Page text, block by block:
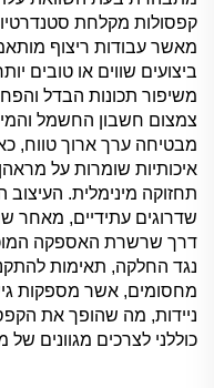
קפסולות מקלחת
מאשר עבודות ריצוף
ביצועים שווים או טובים
משיפור תכונות הבדל
צמצום חשבון החשמל
מבטיחה ערך ארוך טווח,
איכותיות שומרות על
תחזוקה מינימלית.
שדרוגים עתידיים, מאחר
דרך שרשרת האספקה
נגד החלקה, תאימות
מחסומים, אשר מספקות
ניידות, מה שהופך את
כוללני לצרכים מגוונים